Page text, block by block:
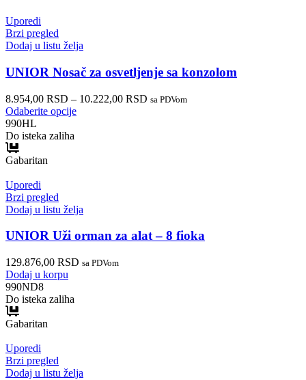
Uporedi
Brzi pregled
Dodaj u listu želja
UNIOR Nosač za osvetljenje sa konzolom
8.954,00 RSD – 10.222,00 RSD sa PDVom
Odaberite opcije
990HL
Do isteka zaliha
Gabaritan
Uporedi
Brzi pregled
Dodaj u listu želja
UNIOR Uži orman za alat – 8 fioka
129.876,00 RSD sa PDVom
Dodaj u korpu
990ND8
Do isteka zaliha
Gabaritan
Uporedi
Brzi pregled
Dodaj u listu želja